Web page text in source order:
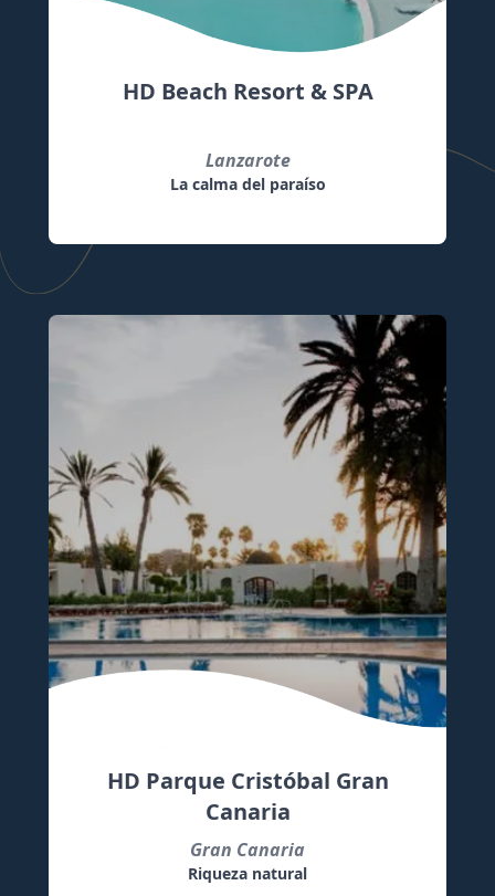
HD Beach Resort & SPA
Lanzarote
La calma del paraíso
HD Parque Cristóbal Gran
Canaria
Gran Canaria
Riqueza natural